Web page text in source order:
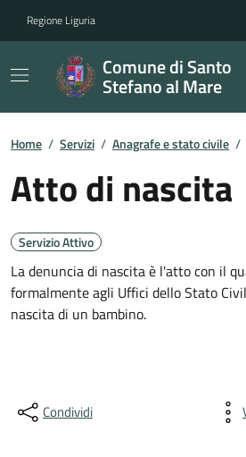
Regione Liguria
Comune di Santo
Stefano al Mare
Home / Servizi / Anagrafe e stato civile /
Atto di nascita
Servizio Attivo
La denuncia di nascita è l'atto con il
formalmente agli Uffici dello Stato
nascita di un bambino.
Condividi